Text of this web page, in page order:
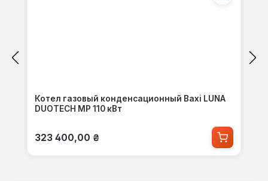
Котел газовый конденсационный Baxi LUNA
DUOTECH MP 110 кВт
Обычная цена:
323 400,00 ₴